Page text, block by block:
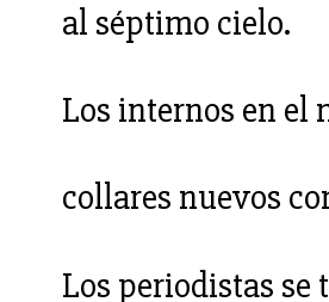
al séptimo cielo.
Los internos en el
collares nuevos
Los periodistas se